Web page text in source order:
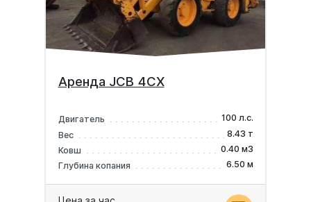
Аренда JCB 4CX
Двигатель
100 л.с.
Вес
8.43 т
Ковш
0.40 м3
Глубина копания
6.50 м